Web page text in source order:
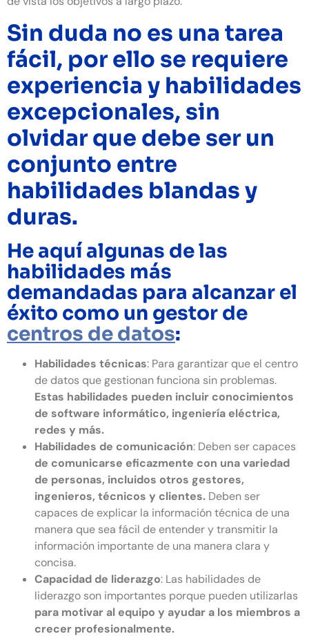
Sin duda no es una tarea
fácil, por ello se requiere
experiencia y habilidades
excepcionales, sin
olvidar que debe ser un
conjunto entre
habilidades blandas y
duras.
He aquí algunas de las
habilidades más
demandadas para alcanzar el
éxito como un gestor de
centros de datos:
Habilidades técnicas: Para garantizar que el centro
de datos que gestionan funciona sin problemas.
Estas habilidades pueden incluir conocimientos
de software informático, ingeniería eléctrica,
redes y más.
Habilidades de comunicación: Deben ser capaces
de comunicarse eficazmente con una variedad
de personas, incluidos otros gestores,
ingenieros, técnicos y clientes. Deben ser
capaces de explicar la información técnica de una
manera que sea fácil de entender y transmitir la
información importante de una manera clara y
concisa.
Capacidad de liderazgo: Las habilidades de
liderazgo son importantes porque pueden utilizarlas
para motivar al equipo y ayudar a los miembros a
crecer profesionalmente.